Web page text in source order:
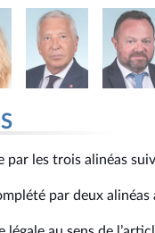
les trois alinéas
par deux alinéas